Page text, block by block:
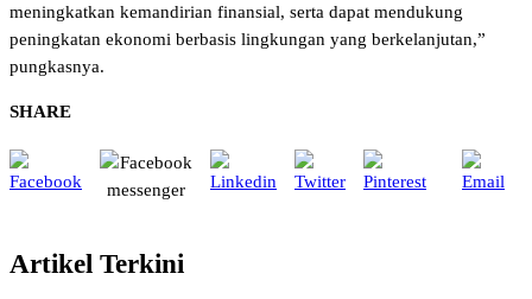
meningkatkan kemandirian finansial, serta dapat mendukung
peningkatan ekonomi berbasis lingkungan yang berkelanjutan,”
pungkasnya.
SHARE
Artikel Terkini